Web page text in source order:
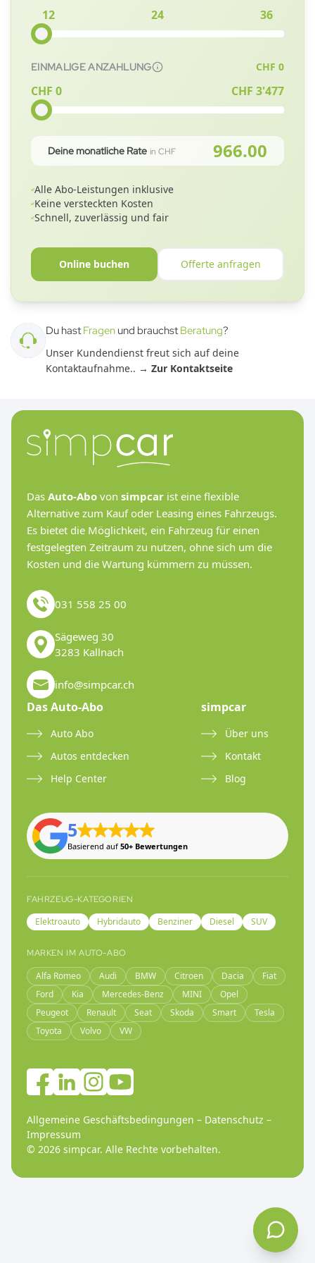
12 24 36
EINMALIGE ANZAHLUNG CHF 0
CHF 0 CHF 3'477
Deine monatliche Rate in CHF 966.00
Alle Abo-Leistungen inklusive
Keine versteckten Kosten
Schnell, zuverlässig und fair
Online buchen Offerte anfragen
Du hastFragen und brauchstBeratung?
Unser Kundendienst freut sich auf deine
Kontaktaufnahme.. → Zur Kontaktseite
Das Auto-Abo von simpcar ist eine flexible
Alternative zum Kauf oder Leasing eines Fahrzeugs.
Es bietet die Möglichkeit, ein Fahrzeug für einen
festgelegten Zeitraum zu nutzen, ohne sich um die
Kosten und die Wartung kümmern zu müssen.
031 558 25 00
Sägeweg 30
3283 Kallnach
info@simpcar.ch
Das Auto-Abo
Auto Abo
Autos entdecken
Help Center
simpcar
Über uns
Kontakt
Blog
5
Basierend auf50+ Bewertungen
FAHRZEUG-KATEGORIEN
Elektroauto Hybridauto Benziner Diesel SUV
MARKEN IM AUTO-ABO
Alfa Romeo Audi BMW Citroen Dacia
Fiat
Ford
Kia Mercedes-Benz MINI
Opel
Peugeot
Renault Seat Skoda Smart
Tesla
Toyota
Volvo VW
Allgemeine Geschäftsbedingungen – Datenschutz –
Impressum
© 2026 simpcar. Alle Rechte vorbehalten.